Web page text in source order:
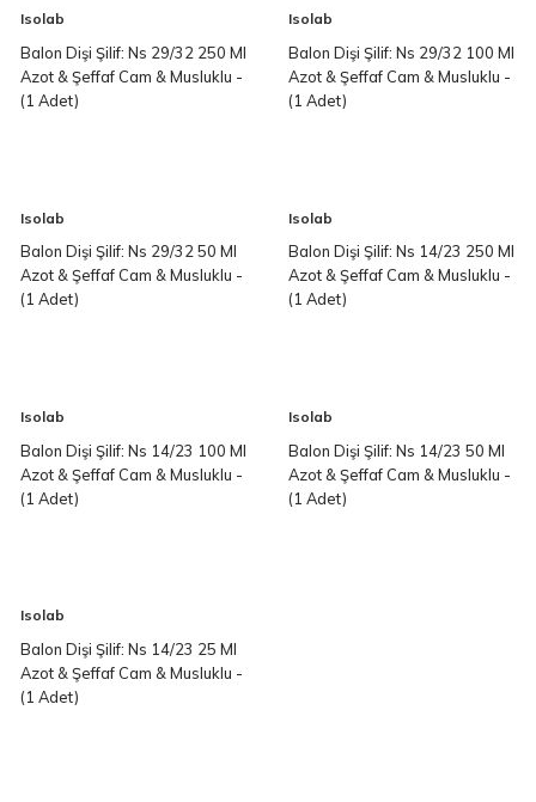
Isolab
Balon Dişi Şilif: Ns 29/32 250 Ml
Azot & Şeffaf Cam & Musluklu -
(1 Adet)
Isolab
Balon Dişi Şilif: Ns 29/32 100 Ml
Azot & Şeffaf Cam & Musluklu -
(1 Adet)
Isolab
Balon Dişi Şilif: Ns 29/32 50 Ml
Azot & Şeffaf Cam & Musluklu -
(1 Adet)
Isolab
Balon Dişi Şilif: Ns 14/23 250 Ml
Azot & Şeffaf Cam & Musluklu -
(1 Adet)
Isolab
Balon Dişi Şilif: Ns 14/23 100 Ml
Azot & Şeffaf Cam & Musluklu -
(1 Adet)
Isolab
Balon Dişi Şilif: Ns 14/23 50 Ml
Azot & Şeffaf Cam & Musluklu -
(1 Adet)
Isolab
Balon Dişi Şilif: Ns 14/23 25 Ml
Azot & Şeffaf Cam & Musluklu -
(1 Adet)